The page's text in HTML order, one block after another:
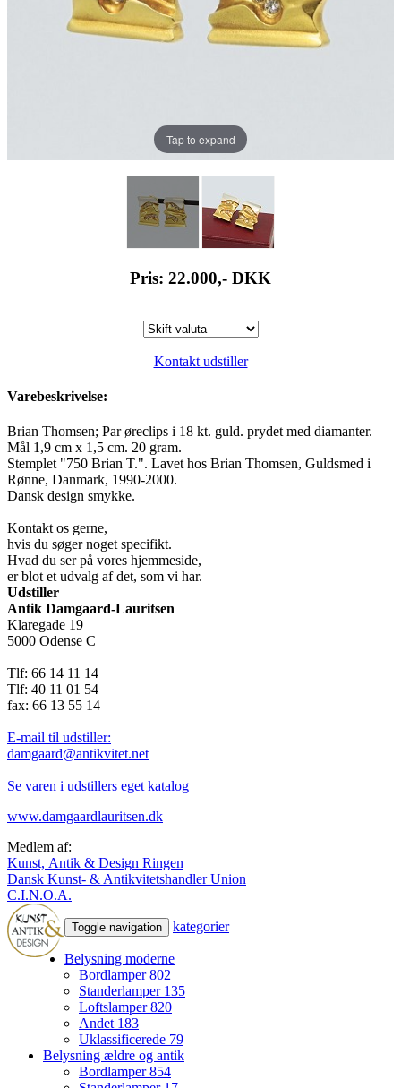
Tap to expand
Pris: 22.000,- DKK
Kontakt udstiller
Varebeskrivelse:
Brian Thomsen; Par øreclips i 18 kt. guld. prydet med diamanter.
Mål 1,9 cm x 1,5 cm. 20 gram.
Stemplet "750 Brian T.". Lavet hos Brian Thomsen, Guldsmed i
Rønne, Danmark, 1990-2000.
Dansk design smykke.
Kontakt os gerne,
hvis du søger noget specifikt.
Hvad du ser på vores hjemmeside,
er blot et udvalg af det, som vi har.
Udstiller
Antik Damgaard-Lauritsen
Klaregade 19
5000 Odense C
Tlf: 66 14 11 14
Tlf: 40 11 01 54
fax: 66 13 55 14
E-mail til udstiller:
damgaard@antikvitet.net
Se varen i udstillers eget katalog
www.damgaardlauritsen.dk
Medlem af:
Kunst, Antik & Design Ringen
Dansk Kunst- & Antikvitetshandler Union
C.I.N.O.A.
Toggle navigation kategorier
Belysning moderne
Bordlamper802
Standerlamper 135
Loftslamper820
Andet 183
Uklassificerede 79
Belysning ældre og antik
Bordlamper854